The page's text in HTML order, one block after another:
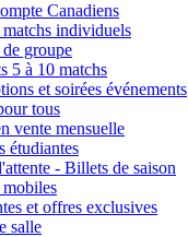
Canadiens
individuels
groupe
5 à 10 matchs
et soirées événements
tous
vente mensuelle
étudiantes
- Billets de saison
et offres exclusives
salle